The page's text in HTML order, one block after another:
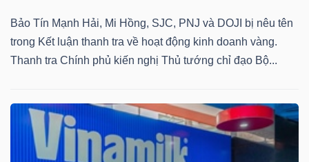
Bảo Tín Mạnh Hải, Mi Hồng, SJC, PNJ và DOJI bị nêu tên
trong Kết luận thanh tra về hoạt động kinh doanh vàng.
Thanh tra Chính phủ kiến nghị Thủ tướng chỉ đạo Bộ...
ÍCH
BẤT
ĐỘNG
SẢN